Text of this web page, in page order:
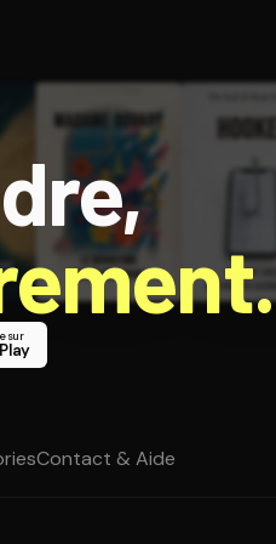
sur
Contact & Aide